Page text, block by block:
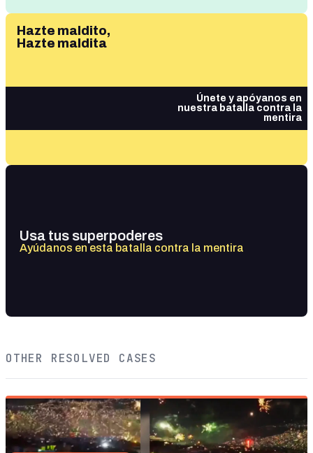
Hazte maldito,
Hazte maldita
Únete y apóyanos en
nuestra batalla contra la
mentira
Usa tus superpoderes
Ayúdanos en esta batalla contra la mentira
OTHER RESOLVED CASES